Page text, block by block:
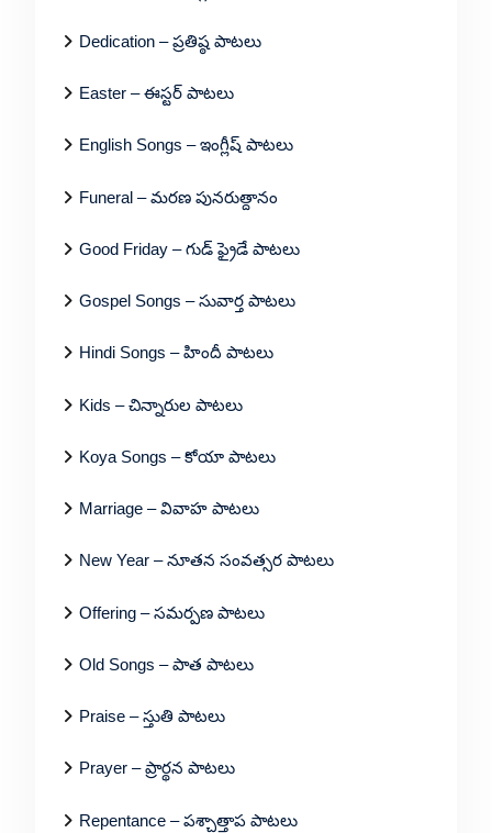
Dedication – ప్రతిష్ఠ పాటలు
Easter – ఈస్టర్ పాటలు
English Songs – ఇంగ్లీష్ పాటలు
Funeral – మరణ పునరుత్దానం
Good Friday – గుడ్ ఫ్రైడే పాటలు
Gospel Songs – సువార్త పాటలు
Hindi Songs – హిందీ పాటలు
Kids – చిన్నారుల పాటలు
Koya Songs – కోయా పాటలు
Marriage – వివాహ పాటలు
New Year – నూతన సంవత్సర పాటలు
Offering – సమర్పణ పాటలు
Old Songs – పాత పాటలు
Praise – స్తుతి పాటలు
Prayer – ప్రార్థన పాటలు
Repentance – పశ్చాత్తాప పాటలు